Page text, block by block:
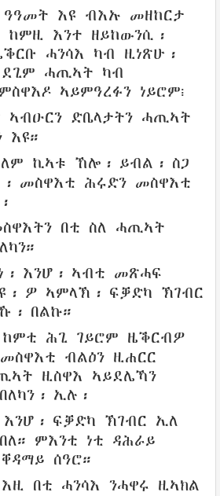
ዓዓመት እዩ ብእኡ መዘከርታ
ከምዚ እንተ ዘይከውንሲ፡
ሓንሳእ ካብ ዚነጽሁ ፡
ደጊም ሓጢኣት ካብ
ምስዋእዶ ኣይምዓረፉን ነይሮም፧
ኣብዑርን ድቤላታትን ሓጢኣት
እዩ።
ኪኣቱ ኸሎ፡ ይብል ፡ ስጋ
መስዋእቲ ሕሩድን መስዋእቲ
፡
በቲ ስለ ሓጢኣት
።
እንሆ፡ ኣብቲ መጽሓፍ
ዎ ኣምላኽ ፡ ፍቓድካ ኽገብር
በልኩ።
ከምቲ ሕጊ ገይሮም ዜቕርብዎ
መስዋእቲ ብልዕን ዚሐርር
ዚስዋእ
ኣይደሌኻን
ኢሉ ፡
ፍቓድካ ኽገብር ኢለ
በለ። ምእንቲ ነቲ ዳሕራይ
ቐዳማይ ሰዓሮ።
በቲ ሓንሳእ ንሓዋሩ ዚኣክል